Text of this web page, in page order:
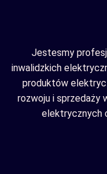
Jestesmy
inwalidzkich
produktów
rozwoju i sprzedaży
elektrycznych